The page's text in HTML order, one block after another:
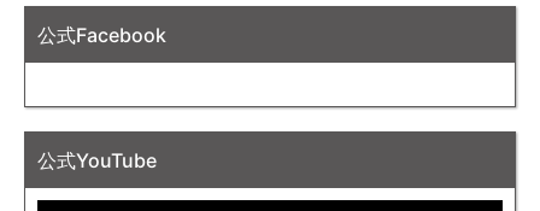
公式Facebook
公式YouTube